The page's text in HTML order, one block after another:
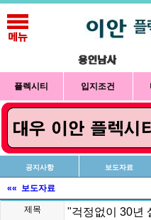
플렉시티 입지조건
공지사항 보도자료
«« 보도자료
제목
"걱정없이 30년